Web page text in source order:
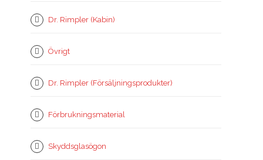
Dr. Rimpler (Kabin)
Övrigt
Dr. Rimpler (Försäljningsprodukter)
Förbrukningsmaterial
Skyddsglasögon